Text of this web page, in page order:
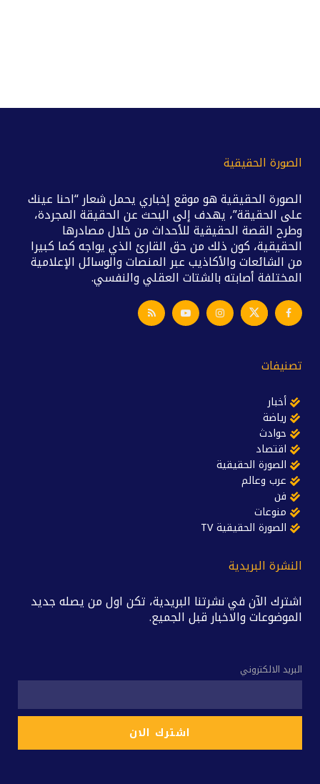
الصورة الحقيقية
الصورة الحقيقية هو موقع إخباري يحمل شعار “احنا عينك
على الحقيقة”، يهدف إلى البحث عن الحقيقة المجردة،
وطرح القصة الحقيقية للأحداث من خلال مصادرها
الحقيقية، كون ذلك من حق القارئ الذي يواجه كما كبيرا
من الشائعات والأكاذيب عبر المنصات والوسائل الإعلامية
المختلفة أصابته بالشتات العقلي والنفسي.
تصنيفات
أخبار
رياضة
حوادث
اقتصاد
الصورة الحقيقية
عرب وعالم
فن
منوعات
الصورة الحقيقية TV
النشرة البريدية
اشترك الآن في نشرتنا البريدية، تكن اول من يصله جديد
الموضوعات والاخبار قبل الجميع.
البريد الالكتروني